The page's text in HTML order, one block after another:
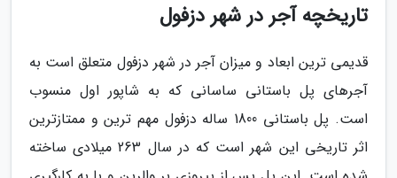
تاریخچه آجر در شهر دزفول
قدیمی ترین ابعاد و میزان آجر در شهر دزفول متعلق است به
آجرهای پل باستانی ساسانی که به شاپور اول منسوب
است. پل باستانی 1800 ساله دزفول مهم ترین و ممتازترین
اثر تاریخی این شهر است که در سال 263 میلادی ساخته